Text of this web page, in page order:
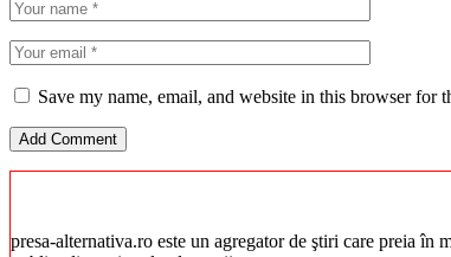
Save my name, email, and website in this browser for
presa-alternativa.ro este un agregator de ştiri care preia